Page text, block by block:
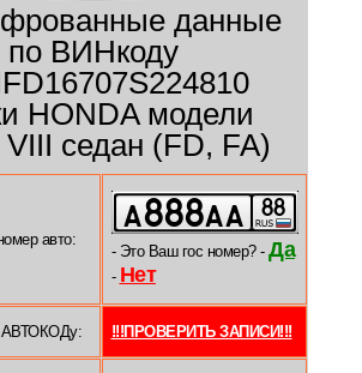
данные
по ВИНкоду
HONDA модели
седан (FD, FA)
авто:
- Это Ваш гос номер? - Да
- Нет
АВТОКОДу: !!!ПРОВЕРИТЬ ЗАПИСИ!!!